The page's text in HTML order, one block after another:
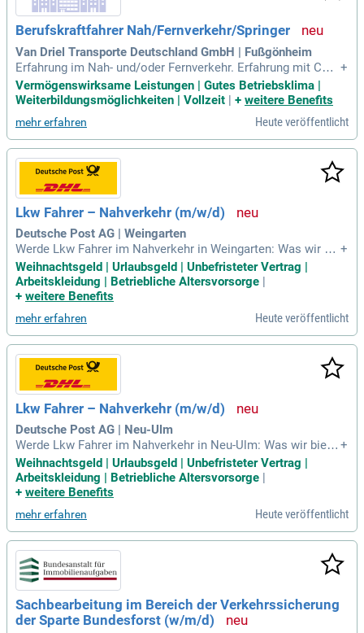
Berufskraftfahrer Nah/Fernverkehr/Springer
Van Driel Transporte Deutschland GmbH | Fußgönheim
Erfahrung im Nah- und/oder Fernverkehr. Erfahrung mit Cont
ainern. Technisches Verständnis für Lkw. We offer: Das biet
en wir. Attraktive und leistungsgerechte Vergütung. Pünktlic
he Gehaltszahlung. Vermögenswirksame Leistungen.
+
Vermögenswirksame Leistungen | Gutes Betriebsklima |
Weiterbildungsmöglichkeiten | Vollzeit | + weitere Benefits
mehr erfahren Heute veröffentlicht
Lkw Fahrer – Nahverkehr (m/w/d)
Deutsche Post AG | Weingarten
Werde Lkw Fahrer im Nahverkehr in Weingarten: Was wir bie
ten: Tariflicher Stundenlohn ab 19,02 € inkl. 50% Weihnachts
geld und regionale Arbeitsmarktzulage; 25% Nachtzulage st
euerfrei schon ab 20:00 Uhr (bis 6:00 Uhr); Weitere 50% Wei
+
Weihnachtsgeld | Urlaubsgeld | Unbefristeter Vertrag |
Arbeitskleidung | Betriebliche Altersvorsorge |
+ weitere Benefits
mehr erfahren Heute veröffentlicht
Lkw Fahrer – Nahverkehr (m/w/d)
Deutsche Post AG | Neu-Ulm
Werde Lkw Fahrer im Nahverkehr in Neu-Ulm: Was wir biete
n: Tariflicher Stundenlohn ab 19,02 € inkl. 50% Weihnachtsg
eld und ggf. regionale Arbeitsmarktzulage; 25% Nachtzulage
steuerfrei schon ab 20:00 Uhr (bis 6:00 Uhr); Weitere 50% W
+
Weihnachtsgeld | Urlaubsgeld | Unbefristeter Vertrag |
Arbeitskleidung | Betriebliche Altersvorsorge
+ weitere Benefits
mehr erfahren Heute veröffentlicht
Sachbearbeitung im Bereich der Verkehrssicherung
der Sparte Bundesforst (w/m/d)